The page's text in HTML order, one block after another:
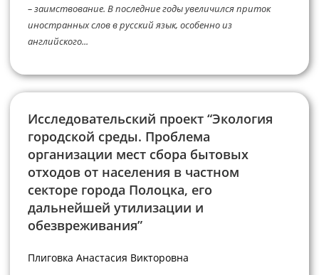
– заимствование. В последние годы увеличился приток
иностранных слов в русский язык, особенно из
английского...
Исследовательский проект “Экология
городской среды. Проблема
организации мест сбора бытовых
отходов от населения в частном
секторе города Полоцка, его
дальнейшей утилизации и
обезвреживания”
Плиговка Анастасия Викторовна